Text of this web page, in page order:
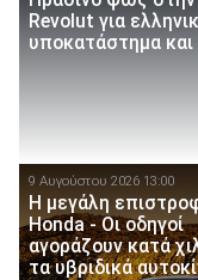
Revolut για
υποκατάστημα και
9 Αυγούστου 2026 13:00
Η μεγάλη
Honda - Οι οδηγοί
αγοράζουν κατά
τα υβριδικά